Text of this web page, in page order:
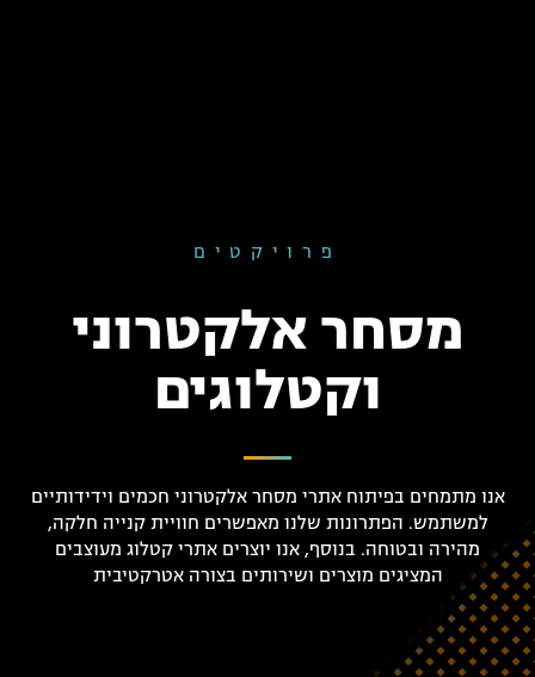
פרויקטים
מסחר אלקטרוני
וקטלוגים
אנו מתמחים בפיתוח אתרי מסחר אלקטרוני חכמים וידידותיים
למשתמש. הפתרונות שלנו מאפשרים חוויית קנייה חלקה,
מהירה ובטוחה. בנוסף, אנו יוצרים אתרי קטלוג מעוצבים
המציגים מוצרים ושירותים בצורה אטרקטיבית